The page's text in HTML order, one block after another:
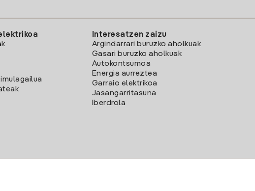
Interesatzen zaizu
Argindarrari buruzko aholkuak
Gasari buruzko aholkuak
Autokontsumoa
Energia aurreztea
Garraio elektrikoa
Jasangarritasuna
Iberdrola